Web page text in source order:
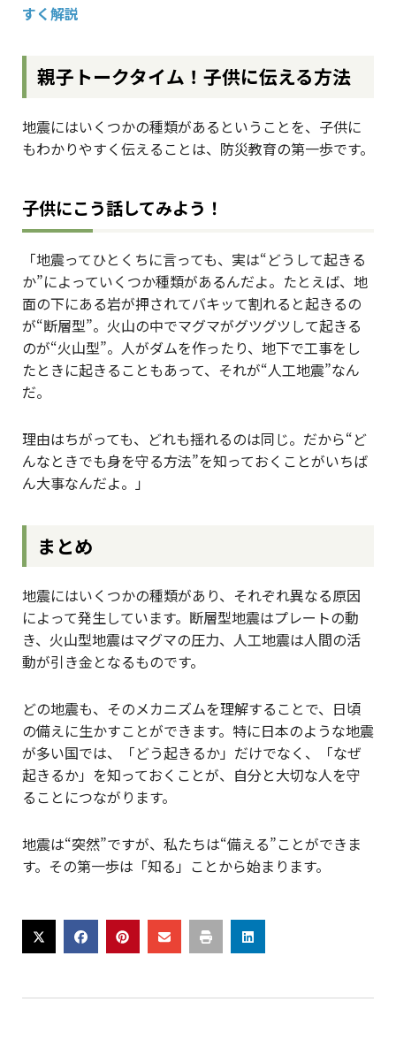
すく解説
親子トークタイム！子供に伝える方法
地震にはいくつかの種類があるということを、子供に
もわかりやすく伝えることは、防災教育の第一歩です。
子供にこう話してみよう！
「地震ってひとくちに言っても、実は“どうして起きる
か”によっていくつか種類があるんだよ。たとえば、地
面の下にある岩が押されてバキッて割れると起きるの
が“断層型”。火山の中でマグマがグツグツして起きる
のが“火山型”。人がダムを作ったり、地下で工事をし
たときに起きることもあって、それが“人工地震”なん
だ。
理由はちがっても、どれも揺れるのは同じ。だから“ど
んなときでも身を守る方法”を知っておくことがいちば
ん大事なんだよ。」
まとめ
地震にはいくつかの種類があり、それぞれ異なる原因
によって発生しています。断層型地震はプレートの動
き、火山型地震はマグマの圧力、人工地震は人間の活
動が引き金となるものです。
どの地震も、そのメカニズムを理解することで、日頃
の備えに生かすことができます。特に日本のような地震
が多い国では、「どう起きるか」だけでなく、「なぜ
起きるか」を知っておくことが、自分と大切な人を守
ることにつながります。
地震は“突然”ですが、私たちは“備える”ことができま
す。その第一歩は「知る」ことから始まります。